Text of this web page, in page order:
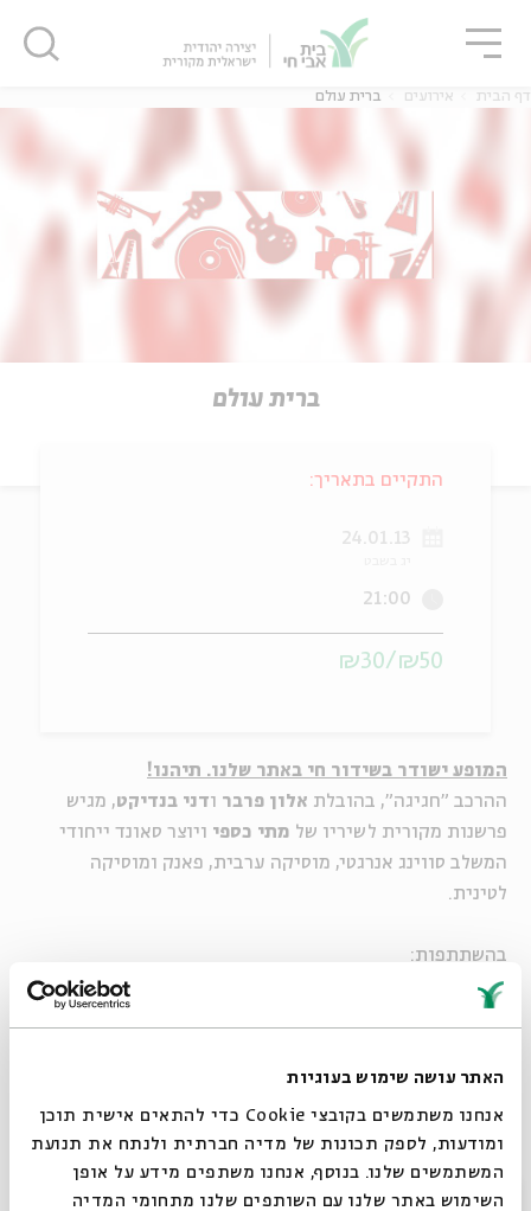
האתר עושה שימוש בעוגיות
אנחנו משתמשים בקובצי Cookie כדי להתאים אישית תוכן
ומודעות, לספק תכונות של מדיה חברתית ולנתח את תנועת
המשתמשים שלנו. בנוסף, אנחנו משתפים מידע על אופן
השימוש באתר שלנו עם השותפים שלנו מתחומי המדיה
דף הבית אירועים ברית עולם
ברית עולם
המופע ישודר בשידור חי באתר שלנו. תיהנו!
ההרכב "חגיגה", בהובלת אלון פרבר ודני בנדיקט, מגיש
פרשנות מקורית לשיריו של מתי כספי ויוצר סאונד ייחודי
המשלב סווינג אנרגטי, מוסיקה ערבית, פאנק ומוסיקה
לטינית.
בהשתתפות:
אמיר – סקסופון אלט,עודד מאיר
– פסנתר,טל גמליאלי– קונטרבס
אורח:ג'וקה פרפיניאן –כלי הקשה ושירה
ניהול אמנותי: ברק ויס | הפקה:יאן הפקות
התקיים בתאריך:
24.01.13
21:00
₪50/₪30
סגור
סגור